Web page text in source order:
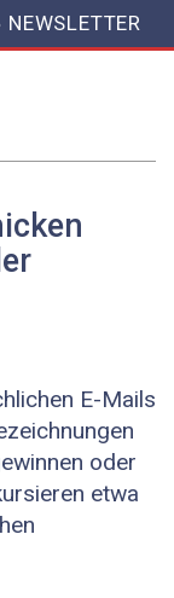
NEWSLETTER
E-Mails
oder
etwa